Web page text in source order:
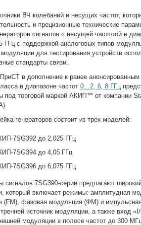
ВЧ колебаний и несущих частот,
и прецизионные технические
сигналов с несущей частотой в
ГГц с поддержкой аналоговых типов
модуляции для тестирования устройств
стандарты связи.
в дополнение к ранее
в диапазоне частот 0…2, 6, 8 ГГц
под торговой маркой АКИП™ от компании
генераторов состоит из трех моделей:
7SG392 до 2,025 ГГц
7SG394 до 4,05 ГГц
7SG396 до 6,075 ГГц
сигналов 7SG390-серии предлагают
который включает режимы: амплитудная
(FM), фазовая модуляция (ФМ) и
источник модуляции, а также вход
модуляции в полосе частот до 300